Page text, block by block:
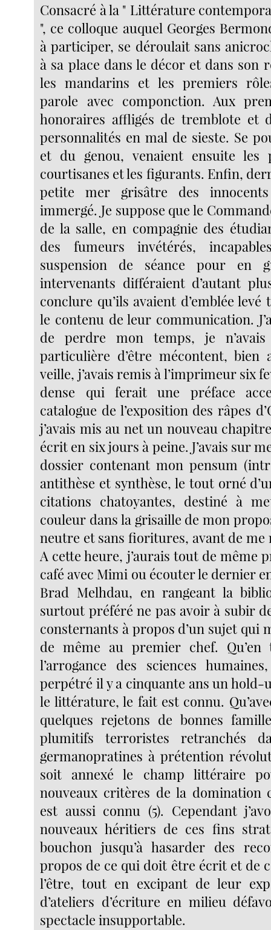
Consacré à la " Littérature
", ce colloque auquel Georges
à participer, se déroulait sans
à sa place dans le décor et dans son
les mandarins et les premiers
parole avec componction. Aux
honoraires affligés de tremblote et
personnalités en mal de sieste. Se
et du genou, venaient ensuite les
courtisanes et les figurants. Enfin,
petite mer grisâtre des
immergé. Je suppose que le
de la salle, en compagnie des
des fumeurs invétérés,
suspension de séance pour en
intervenants différaient d’autant
conclure qu’ils avaient d’emblée
le contenu de leur communication.
de perdre mon temps, je
particulière d’être mécontent, bien
veille, j’avais remis à l’imprimeur six
dense qui ferait une préface
catalogue de l’exposition des râpes
j’avais mis au net un nouveau
écrit en six jours à peine. J’avais sur
dossier contenant mon pensum
antithèse et synthèse, le tout orné
citations chatoyantes, destiné à
couleur dans la grisaille de mon
neutre et sans fioritures, avant de
A cette heure, j’aurais tout de même
café avec Mimi ou écouter le dernier
Brad Melhdau, en rangeant la
surtout préféré ne pas avoir à subir
consternants à propos d’un sujet qui
de même au premier chef.
l’arrogance des sciences
perpétré il y a cinquante ans un hold-
le littérature, le fait est connu.
quelques rejetons de bonnes
plumitifs terroristes retranchés
germanopratines à prétention
soit annexé le champ littéraire
nouveaux critères de la domination
est aussi connu (5). Cependant
nouveaux héritiers de ces fins
bouchon jusqu’à hasarder des
propos de ce qui doit être écrit et de
l’être, tout en excipant de leur
d’ateliers d’écriture en milieu
spectacle insupportable.